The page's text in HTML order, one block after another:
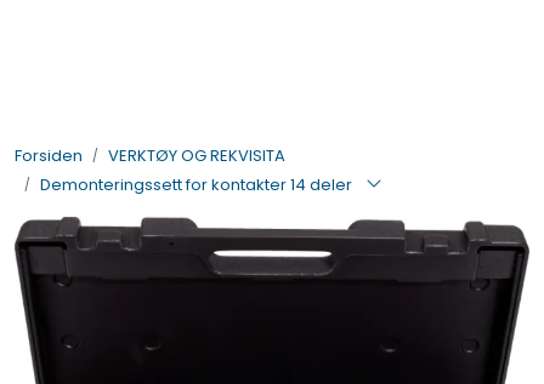
Forsiden
VERKTØY OG REKVISITA
Demonteringssett for kontakter 14 deler
ELEKTRISK
VERKTØY OG REKVISITA
PÅBYGG OG CHASSIS
SIKKERHET